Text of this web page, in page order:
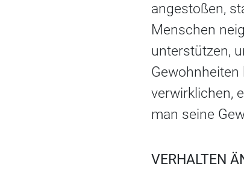
angestoßen,
Menschen
unterstützen,
verwirklichen,
man seine
VERHALTEN